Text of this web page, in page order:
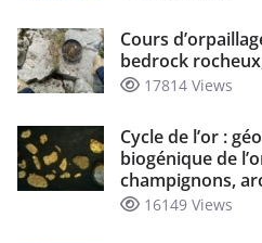
Cours
bedrock
17814 Views
Cycle de l’or :
biogénique de
champignons,
16149 Views